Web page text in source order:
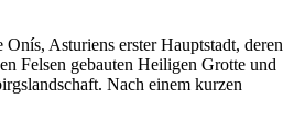
Asturiens erster Hauptstadt, deren
Felsen gebauten Heiligen Grotte und
Nach einem kurzen